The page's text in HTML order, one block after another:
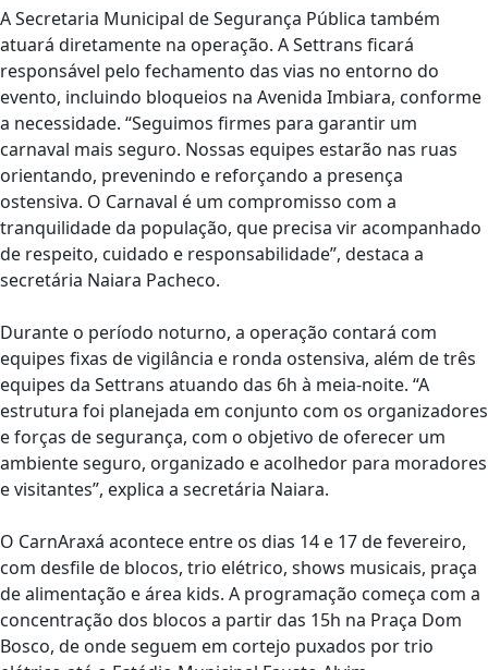
A Secretaria Municipal de Segurança Pública também
atuará diretamente na operação. A Settrans ficará
responsável pelo fechamento das vias no entorno do
evento, incluindo bloqueios na Avenida Imbiara, conforme
a necessidade. “Seguimos firmes para garantir um
carnaval mais seguro. Nossas equipes estarão nas ruas
orientando, prevenindo e reforçando a presença
ostensiva. O Carnaval é um compromisso com a
tranquilidade da população, que precisa vir acompanhado
de respeito, cuidado e responsabilidade”, destaca a
secretária Naiara Pacheco.
Durante o período noturno, a operação contará com
equipes fixas de vigilância e ronda ostensiva, além de três
equipes da Settrans atuando das 6h à meia-noite. “A
estrutura foi planejada em conjunto com os organizadores
e forças de segurança, com o objetivo de oferecer um
ambiente seguro, organizado e acolhedor para moradores
e visitantes”, explica a secretária Naiara.
O CarnAraxá acontece entre os dias 14 e 17 de fevereiro,
com desfile de blocos, trio elétrico, shows musicais, praça
de alimentação e área kids. A programação começa com a
concentração dos blocos a partir das 15h na Praça Dom
Bosco, de onde seguem em cortejo puxados por trio